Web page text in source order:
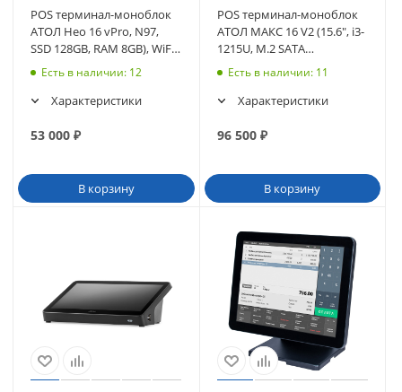
POS терминал-моноблок
АТОЛ Нео 16 vPro, N97,
SSD 128GB, RAM 8GB), WiFi,
без MSR, без ОС (64537)
Есть в наличии: 12
Характеристики
53 000 ₽
В корзину
POS терминал-моноблок
АТОЛ МАКС 16 V2 (15.6", i3-
1215U, M.2 SATA
256Gb,8Gb), без MSR, без
Есть в наличии: 11
Характеристики
96 500₽
В корзину